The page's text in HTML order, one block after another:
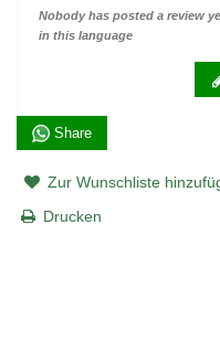
Nobody has posted a review
in this language
Share
Zur Wunschliste
Drucken